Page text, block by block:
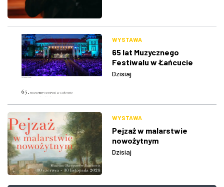
WYSTAWA
65 lat Muzycznego
Festiwalu w Łańcucie
Dzisiaj
WYSTAWA
Pejzaż w malarstwie
nowożytnym
Dzisiaj